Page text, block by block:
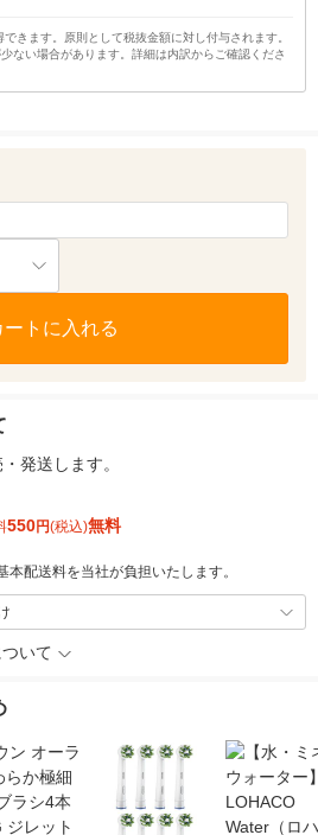
きます。原則として税抜金額に対し付与されます。
ない場合があります。詳細は内訳からご確認くださ
ートに入れる
発送します。
550円(税込)無料
配送料を当社が負担いたします。
いて